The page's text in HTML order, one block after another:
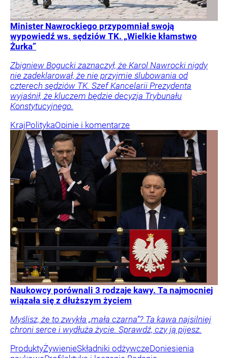
Minister Nawrockiego przypomniał swoją
wypowiedź ws. sędziów TK. „Wielkie kłamstwo
Żurka”
Zbigniew Bogucki zaznaczył, że Karol Nawrocki nigdy
nie zadeklarował, że nie przyjmie ślubowania od
czterech sędziów TK. Szef Kancelarii Prezydenta
wyjaśnił, że kluczem będzie decyzja Trybunału
Konstytucyjnego.
KrajPolitykaOpinie i komentarze
Naukowcy porównali 3 rodzaje kawy. Ta najmocniej
wiązała się z dłuższym życiem
Myślisz, że to zwykła „mała czarna”? Ta kawa najsilniej
chroni serce i wydłuża życie. Sprawdź, czy ją pijesz.
ProduktyŻywienieSkładniki odżywczeDoniesienia